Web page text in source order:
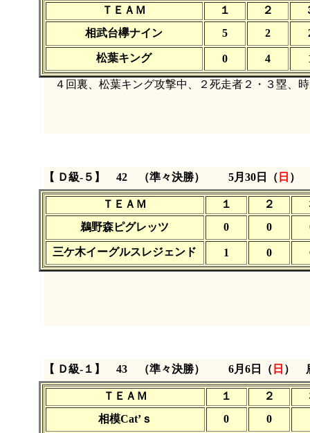
ＴＥＡＭ １ ２
相武台欅ナイン
5 2
松葉キング 0 4
４回裏、松葉キング攻撃中、２死走者２・３塁、
【 Ｄ級‐５】 42 （準々決勝） 5月30日（ 日
ＴＥＡＭ １ ２
鵜野森ピグレッツ
0 0
三ケ木イーグルスレジェンド 1 0
【 Ｄ級‐１】 43 （準々決勝） 6月6日（ 日 ）
ＴＥＡＭ １ ２
相模Cat’ｓ
0 0